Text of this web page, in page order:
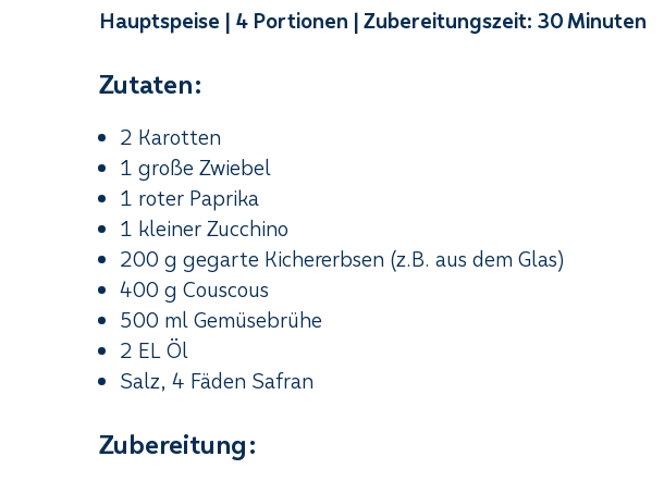
Hauptspeise | 4 Portionen | Zubereitungszeit: 30 Minuten
Zutaten:
2 Karotten
1 große Zwiebel
1 roter Paprika
1 kleiner Zucchino
200 g gegarte Kichererbsen (z.B. aus dem Glas)
400 g Couscous
500 ml Gemüsebrühe
2 EL Öl
Salz, 4 Fäden Safran
Zubereitung: